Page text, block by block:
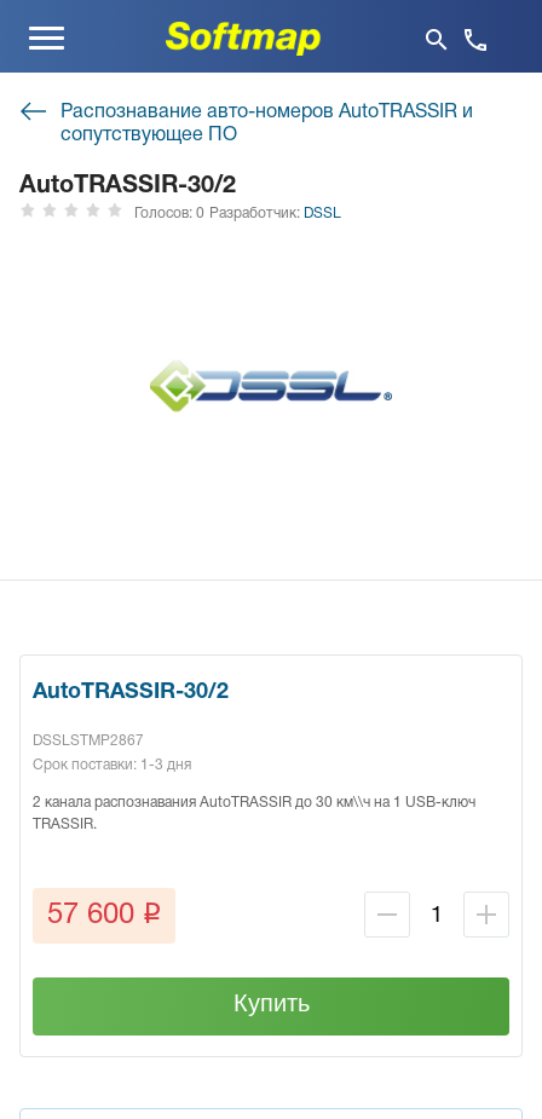
Меню
Распознавание авто-номеров AutoTRASSIR и
сопутствующее ПО
AutoTRASSIR-30/2
Голосов: 0 Разработчик: DSSL
AutoTRASSIR-30/2
DSSLSTMP2867
Срок поставки: 1-3 дня
2 канала распознавания AutoTRASSIR до 30 км\\ч на 1 USB-ключ
TRASSIR.
57 600 q
Купить